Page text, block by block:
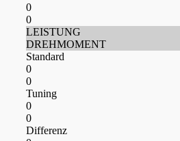
0
0
LEISTUNG
DREHMOMENT
Standard
0
0
Tuning
0
0
Differenz